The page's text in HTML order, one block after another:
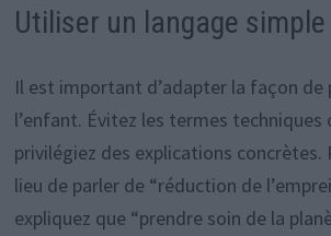
Utiliser un langage
Il est important d’adapter la façon de
l’enfant. Évitez les termes techniques
privilégiez des explications concrètes.
lieu de parler de “réduction de
expliquez que “prendre soin de la